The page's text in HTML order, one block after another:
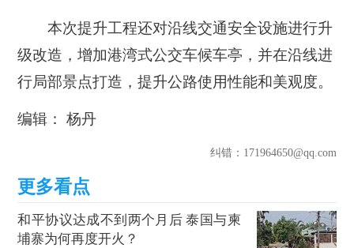
本次提升工程还对沿线交通安全设施进行升
级改造，增加港湾式公交车候车亭，并在沿线进
行局部景点打造，提升公路使用性能和美观度。
编辑： 杨丹
纠错：171964650@qq.com
和平协议达成不到两个月后 泰国与柬
埔寨为何再度开火？